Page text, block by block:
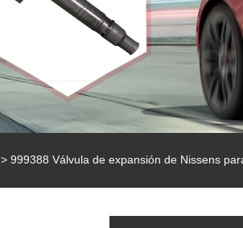
> 999388 Válvula de expansión de Nissens